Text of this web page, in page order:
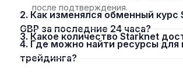
после подтверждения.
2. Как изменялся обменный курс STRK на
GBP за последние 24 часа?
3. Какое количество Starknet
4. Где можно найти ресурсы для изучения
трейдинга?